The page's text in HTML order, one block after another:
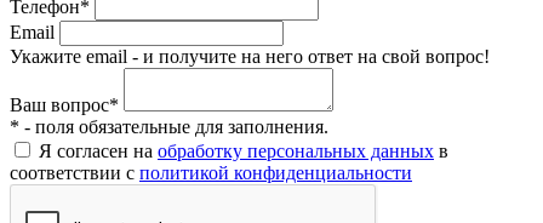
Телефон*
Email
Укажите email - и получите на него ответ на свой вопрос!
Ваш вопрос*
* - поля обязательные для заполнения.
Я согласен на обработку персональных данных в
соответствии с политикой конфиденциальности